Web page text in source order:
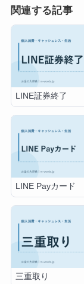
関連する記事
LINE証券終了
LINE Payカード
三重取り